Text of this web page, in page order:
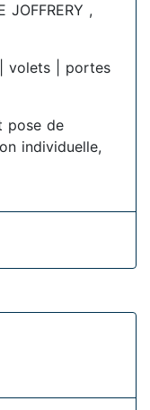
JOFFRERY ,
volets | portes
pose de
individuelle,